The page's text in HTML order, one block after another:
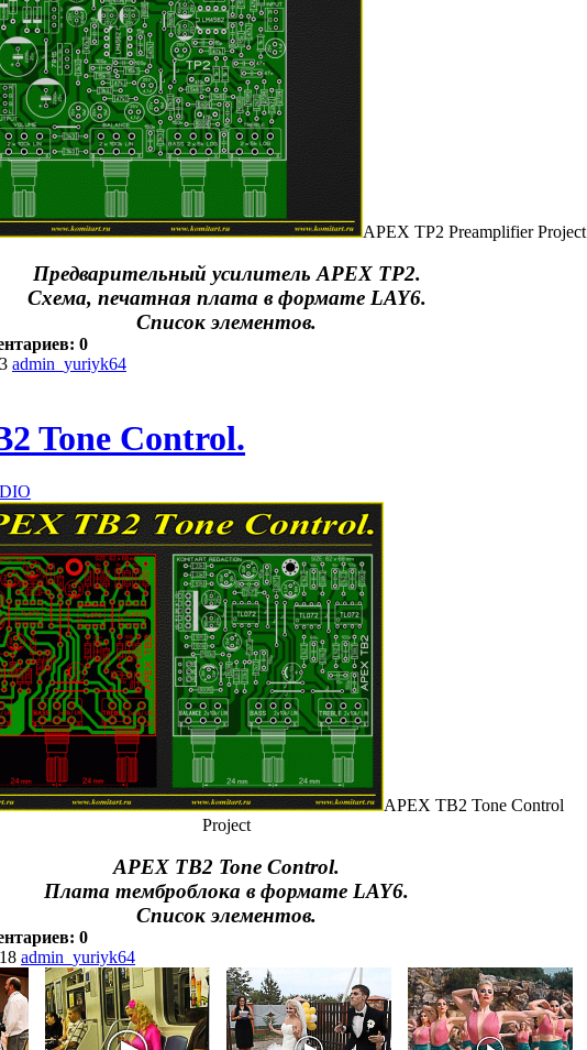
APEX TP2 Preamplifier Project
Предварительный усилитель APEX TP2.
Схема, печатная плата в формате LAY6.
Список элементов.
0
admin_yuriyk64
Tone Control.
APEX TB2 Tone Control
Project
APEX TB2 Tone Control.
Плата темброблока в формате LAY6.
Список элементов.
0
admin_yuriyk64